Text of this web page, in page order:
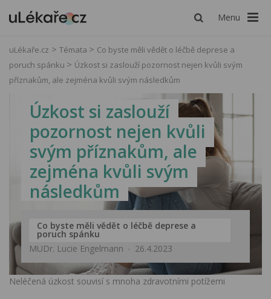
Menu
uLékaře.cz Témata
Co byste měli vědět o léčbě deprese a
poruch spánku
Úzkost si zaslouží pozornost nejen kvůli svým
příznakům, ale zejména kvůli svým následkům
Úzkost si zaslouží
pozornost nejen kvůli
svým příznakům, ale
zejména kvůli svým
následkům
Co byste měli vědět o léčbě deprese a
poruch spánku
MUDr. Lucie Engelmann
26.4.2023
Neléčená úzkost souvisí s mnoha zdravotními potížemi